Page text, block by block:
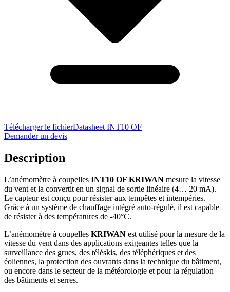
Télécharger le fichierDatasheet INT10 OF
Demander un devis
Description
L’anémomètre à coupelles INT10 OF KRIWAN mesure la vitesse
du vent et la convertit en un signal de sortie linéaire (4… 20 mA).
Le capteur est conçu pour résister aux tempêtes et intempéries.
Grâce à un système de chauffage intégré auto-régulé, il est capable
de résister à des températures de -40°C.
L’anémomètre à coupelles KRIWAN est utilisé pour la mesure de la
vitesse du vent dans des applications exigeantes telles que la
surveillance des grues, des téléskis, des téléphériques et des
éoliennes, la protection des ouvrants dans la technique du bâtiment,
ou encore dans le secteur de la météorologie et pour la régulation
des bâtiments et serres.